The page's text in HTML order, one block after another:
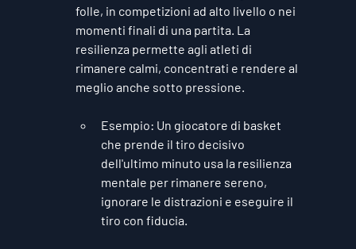
folle, in competizioni ad alto livello o nei
momenti finali di una partita. La
resilienza permette agli atleti di
rimanere calmi, concentrati e rendere al
meglio anche sotto pressione.
Esempio: Un giocatore di basket
che prende il tiro decisivo
dell'ultimo minuto usa la resilienza
mentale per rimanere sereno,
ignorare le distrazioni e eseguire il
tiro con fiducia.